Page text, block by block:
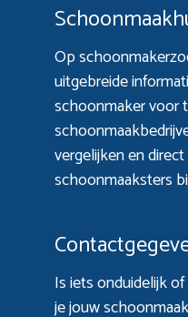
Op
uitgebreide
schoonmaker voor
vergelijken en
schoonmaaksters
Is iets onduidelijk
je jouw